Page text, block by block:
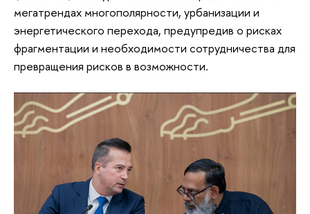
мегатрендах многополярности, урбанизации и
энергетического перехода, предупредив о рисках
фрагментации и необходимости сотрудничества для
превращения рисков в возможности.